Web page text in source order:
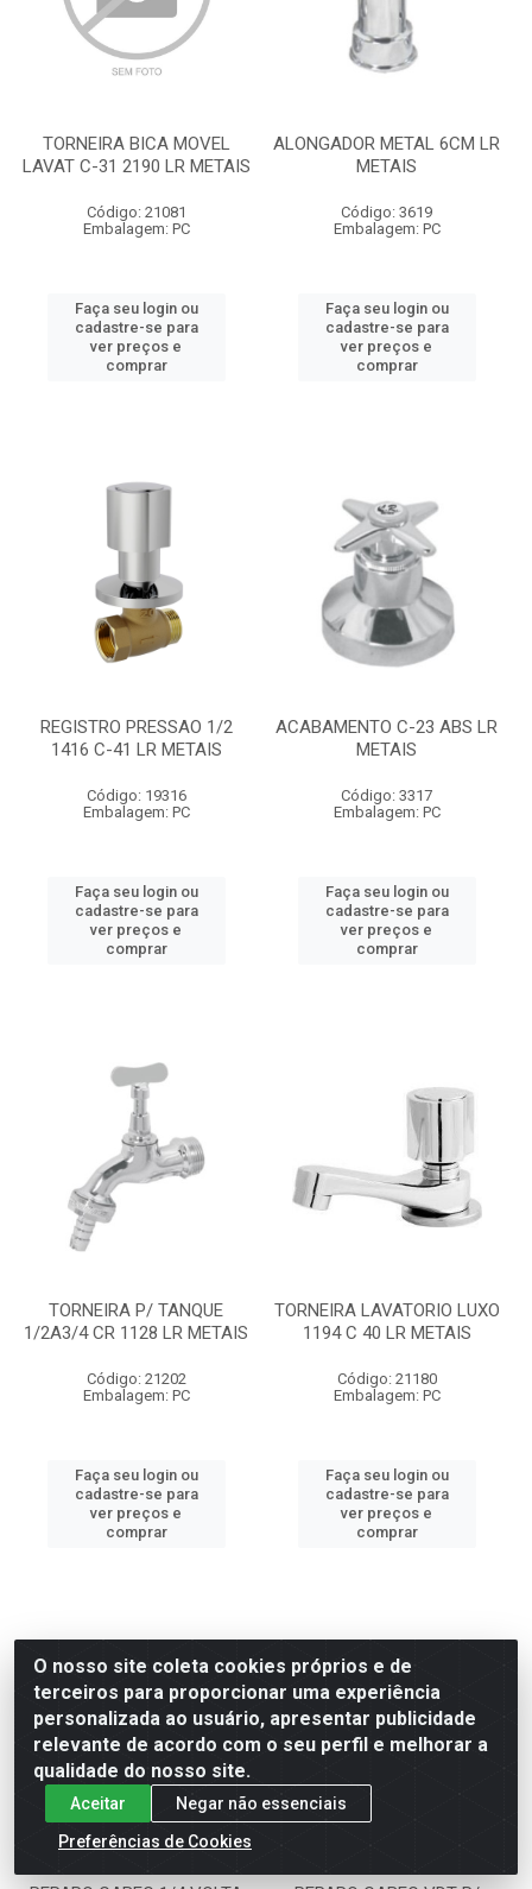
TORNEIRA BICA MOVEL
LAVAT C-31 2190 LR METAIS
Código: 21081
Embalagem: PC
Faça seu login ou
cadastre-se para
ver preços e
comprar
ALONGADOR METAL 6CM LR
METAIS
Código: 3619
Embalagem: PC
Faça seu login ou
cadastre-se para
ver preços e
comprar
REGISTRO PRESSAO 1/2
1416 C-41 LR METAIS
Código: 19316
Embalagem: PC
Faça seu login ou
cadastre-se para
ver preços e
comprar
ACABAMENTO C-23 ABS LR
METAIS
Código: 3317
Embalagem: PC
Faça seu login ou
cadastre-se para
ver preços e
comprar
TORNEIRA P/ TANQUE
1/2A3/4 CR 1128 LR METAIS
Código: 21202
Embalagem: PC
Faça seu login ou
cadastre-se para
ver preços e
comprar
TORNEIRA LAVATORIO LUXO
1194 C 40 LR METAIS
Código: 21180
Embalagem: PC
Faça seu login ou
cadastre-se para
ver preços e
comprar
O nosso site coleta cookies próprios e de
terceiros para proporcionar uma experiência
personalizada ao usuário, apresentar publicidade
relevante de acordo com o seu perfil e melhorar a
qualidade do nosso site.
Aceitar
Negar não essenciais
Preferências de Cookies